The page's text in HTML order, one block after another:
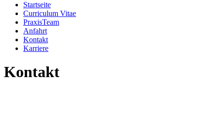
Startseite
Curriculum Vitae
PraxisTeam
Anfahrt
Kontakt
Karriere
Kontakt